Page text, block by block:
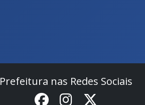
Prefeitura nas Redes Sociais